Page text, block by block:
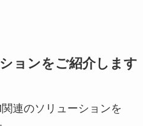
ョンをご紹介します
連のソリューションを